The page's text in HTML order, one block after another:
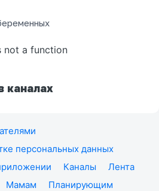
not a function
каналах
персональных данных
Каналы
Лента
Мамам
Планирующим